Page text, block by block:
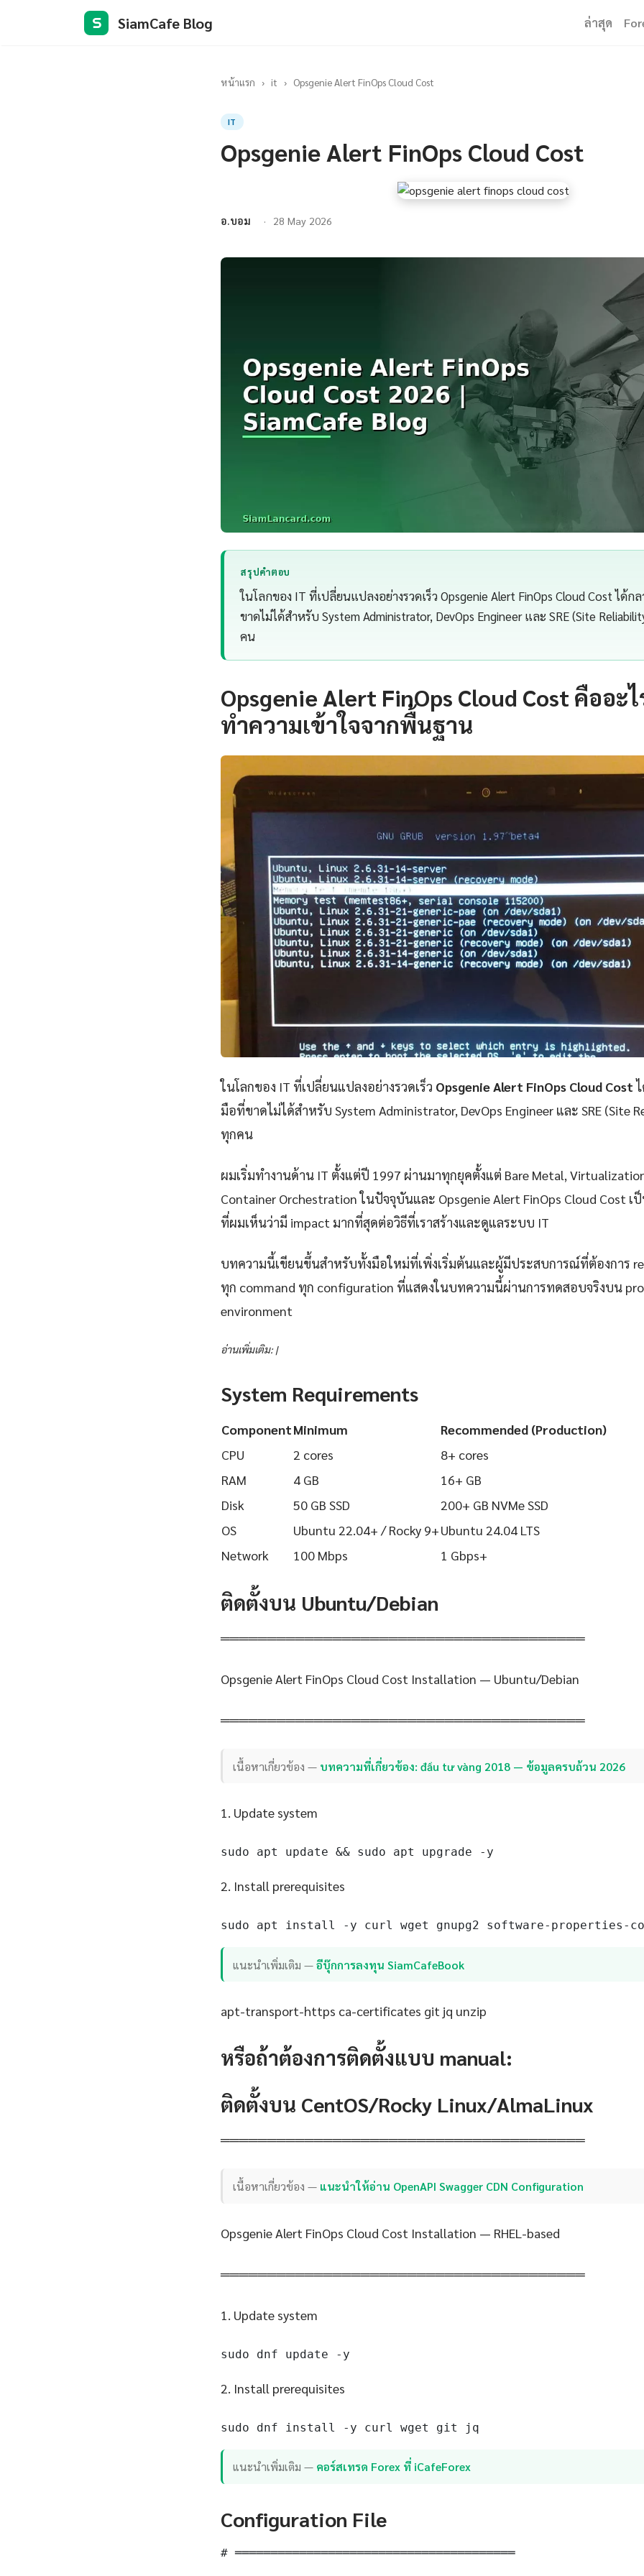
S SiamCafe Blog ล่าสุด
หน้าแรก › it › Opsgenie Alert FinOps Cloud Cost
IT
Opsgenie Alert FinOps Cloud Cost
อ.บอม 28 May 2026
สรุปคำตอบ
ในโลกของ IT ที่เปลี่ยนแปลงอย่างรวดเร็ว Opsgenie Alert FinOps Cloud Cost ได้ก
ขาดไม่ได้สำหรับ System Administrator, DevOps Engineer และ SRE (Site
คน
Opsgenie Alert FinOps Cloud Cost คืออะ
ทำความเข้าใจจากพื้นฐาน
ในโลกของ IT ที่เปลี่ยนแปลงอย่างรวดเร็ว Opsgenie Alert FinOps Cloud Cost
มือที่ขาดไม่ได้สำหรับ System Administrator, DevOps Engineer และ SRE (Site
ทุกคน
ผมเริ่มทำงานด้าน IT ตั้งแต่ปี 1997 ผ่านมาทุกยุคตั้งแต่ Bare Metal,
Container Orchestration ในปัจจุบันและ Opsgenie Alert FinOps Cloud Cost เ
ที่ผมเห็นว่ามี impact มากที่สุดต่อวิธีที่เราสร้างและดูแลระบบ IT
บทความนี้เขียนขึ้นสำหรับทั้งมือใหม่ที่เพิ่งเริ่มต้นและผู้มีประสบการณ์ที่ต้องการ
ทุก command ทุก configuration ที่แสดงในบทความนี้ผ่านการทดสอบจริงบน
environment
อ่านเพิ่มเติม: |
System Requirements
ComponentMinimum
Recommended (Production)
CPU
2 cores
8+ cores
RAM
4 GB
16+ GB
Disk
50 GB SSD
200+ GB NVMe SSD
OS
Ubuntu 22.04+ / Rocky 9+Ubuntu 24.04 LTS
Network
100 Mbps 1 Gbps+
ติดตั้งบน Ubuntu/Debian
═══════════════════════════════════════
Opsgenie Alert FinOps Cloud Cost Installation — Ubuntu/Debian
═══════════════════════════════════════
เนื้อหาเกี่ยวข้อง — บทความที่เกี่ยวข้อง: đầu tư vàng 2018 — ข้อมูลครบถ้วน 2026
1. Update system
sudo apt update && sudo apt upgrade -y
2. Install prerequisites
sudo apt install -y curl wget gnupg2 software-properties-
แนะนำเพิ่มเติม —อีบุ๊กการลงทุน SiamCafeBook
apt-transport-https ca-certificates git jq unzip
หรือถ้าต้องการติดตั้งแบบ manual:
ติดตั้งบน CentOS/Rocky Linux/AlmaLinux
═══════════════════════════════════════
เนื้อหาเกี่ยวข้อง — แนะนำให้อ่าน OpenAPI Swagger CDN Configuration
Opsgenie Alert FinOps Cloud Cost Installation — RHEL-based
═══════════════════════════════════════
1. Update system
sudo dnf update -y
2. Install prerequisites
sudo dnf install -y curl wget git jq
แนะนำเพิ่มเติม — คอร์สเทรด Forex ที่ iCafeForex
Configuration File
# ═══════════════════════════════════════